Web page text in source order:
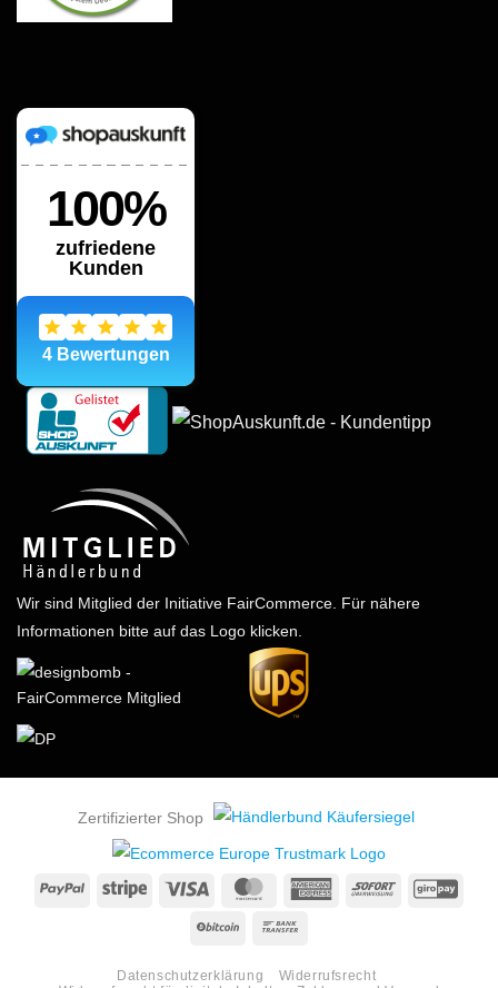
Wir sind Mitglied der Initiative FairCommerce.
Für nähere
Informationen bitte auf das Logo klicken.
Zertifizierter Shop
PayPal Stripe Visa MasterCardAmericanSofort
BitCoin
Datenschutzerklärung
Widerrufsrecht